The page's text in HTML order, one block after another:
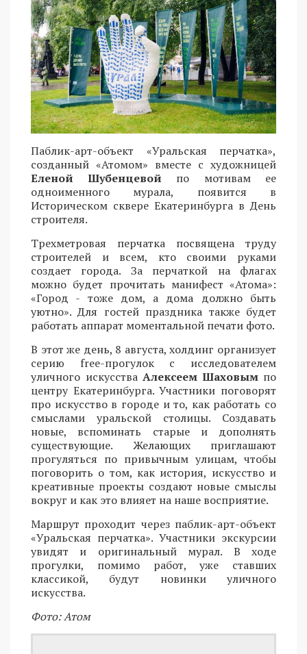
Паблик-арт-объект «Уральская перчатка»,
созданный «Атомом» вместе с художницей
Еленой Шубенцевой по мотивам ее
одноименного мурала, появится в
Историческом сквере Екатеринбурга в День
строителя.
Трехметровая перчатка посвящена труду
строителей и всем, кто своими руками
создает города. За перчаткой на флагах
можно будет прочитать манифест «Атома»:
«Город - тоже дом, а дома должно быть
уютно». Для гостей праздника также будет
работать аппарат моментальной печати фото.
В этот же день, 8 августа, холдинг организует
серию free-прогулок с исследователем
уличного искусства Алексеем Шаховым по
центру Екатеринбурга. Участники поговорят
про искусство в городе и то, как работать со
смыслами уральской столицы. Создавать
новые, вспоминать старые и дополнять
существующие. Желающих приглашают
прогуляться по привычным улицам, чтобы
поговорить о том, как история, искусство и
креативные проекты создают новые смыслы
вокруг и как это влияет на наше восприятие.
Маршрут проходит через паблик-арт-объект
«Уральская перчатка». Участники экскурсии
увидят и оригинальный мурал. В ходе
прогулки, помимо работ, уже ставших
классикой, будут новинки уличного
искусства.
Фото: Атом